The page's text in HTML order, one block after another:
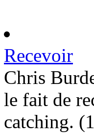
Recevoir
Chris
le fait de
catching.